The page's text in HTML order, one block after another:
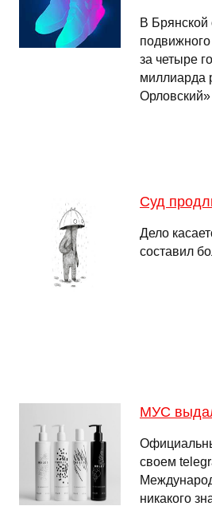
В Брянской
за четыре
миллиарда
Суд
Дело
составил
МУС
своем
никакого